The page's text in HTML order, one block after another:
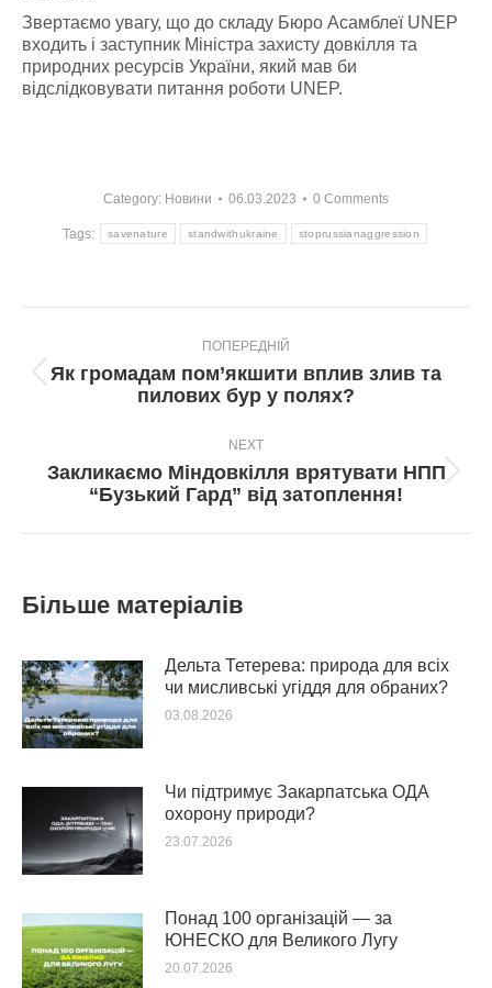
Звертаємо увагу, що до складу Бюро Асамблеї UNEP
входить і заступник Міністра захисту довкілля та
природних ресурсів України, який мав би
відслідковувати питання роботи UNEP.
Category: Новини 06.03.2023 0 Comments
Tags: savenature standwithukraine stoprussianaggression
navigation
ПОПЕРЕДНІЙ
Попередній
пост:
Як громадам пом’якшити вплив злив та
пилових бур у полях?
NEXT
Next
post:
Закликаємо Міндовкілля врятувати НПП
“Бузький Гард” від затоплення!
Більше матеріалів
Дельта Тетерева: природа для всіх
чи мисливські угіддя для обраних?
03.08.2026
Чи підтримує Закарпатська ОДА
охорону природи?
23.07.2026
Понад 100 організацій — за
ЮНЕСКО для Великого Лугу
20.07.2026